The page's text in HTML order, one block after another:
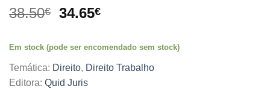
38.50€
O
original
38.50€.
34.65€O
atual
34.65€.
Em stock (pode ser encomendado sem stock)
Temática: Direito, Direito Trabalho
Editora: Quid Juris